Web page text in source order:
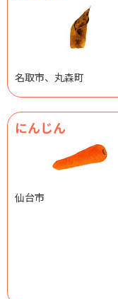
名取市、丸森町
にんじん
仙台市